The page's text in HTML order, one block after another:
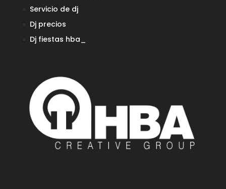
Servicio de dj
Dj precios
Dj fiestas hba_